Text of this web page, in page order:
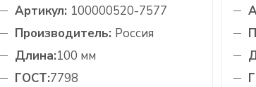
Артикул: 100000520-7577
Производитель: Россия
Длина:100 мм
ГОСТ:7798